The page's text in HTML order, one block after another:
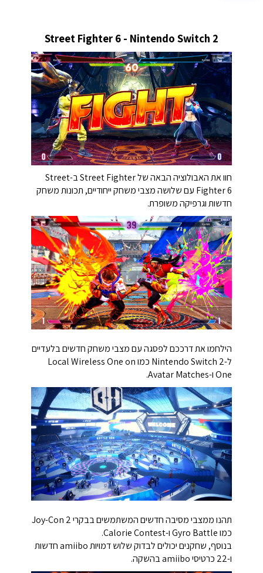
Street Fighter 6 - Nintendo Switch 2
חוו את האבולוציה הבאה של Street Fighter ב-Street
Fighter 6 עם שלושה מצבי משחק ייחודיים, תכונות משחק
חדשות וגרפיקה משופרת.
הילחמו את דרככם לפסגה עם מצבי משחק חדשים בלעדיים
ל-Nintendo Switch 2 כמו Local Wireless One on
One ו-Avatar Matches.
תהנו ממצבי מסיבה חדשים המשתמשים בבקרי Joy-Con 2
כמו Gyro Battle ו-Calorie Contest.
בנוסף, שחקנים יכולים לבדוק שלוש דמויות amiibo חדשות
ו-22 כרטיסי amiibo בהשקה.